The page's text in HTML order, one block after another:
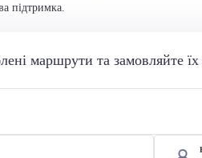
підтримка.
маршрути та замовляйте